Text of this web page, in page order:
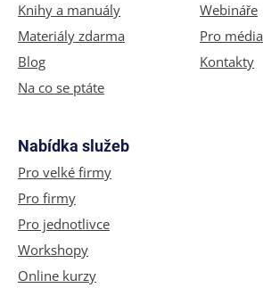
Knihy a manuály
Materiály zdarma
Blog
Na co se ptáte
Webináře
Pro média
Kontakty
Nabídka služeb
Pro velké firmy
Pro firmy
Pro jednotlivce
Workshopy
Online kurzy